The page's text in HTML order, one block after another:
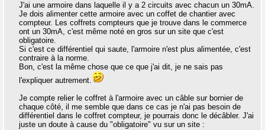
J'ai une armoire dans laquelle il y a 2 circuits avec chacun un 30mA.
Je dois alimenter cette armoire avec un coffet de chantier avec
compteur. Les coffrets compteurs que je trouve dans le commerce
ont un 30mA, c'est même noté en gros sur un site que c'est
obligatoire.
Si c'est ce différentiel qui saute, l'armoire n'est plus alimentée, c'est
contraire à la norme.
Bon, c'est la même chose que ce que j'ai dit, je ne sais pas
l'expliquer autrement.
Je compte relier le coffret à l'armoire avec un câble sur bornier de
chaque côté, il me semble que dans ce cas je n'ai pas besoin de
différentiel dans le coffret compteur, je pourrais donc le décâbler. J'ai
juste un doute à cause du "obligatoire" vu sur un site :